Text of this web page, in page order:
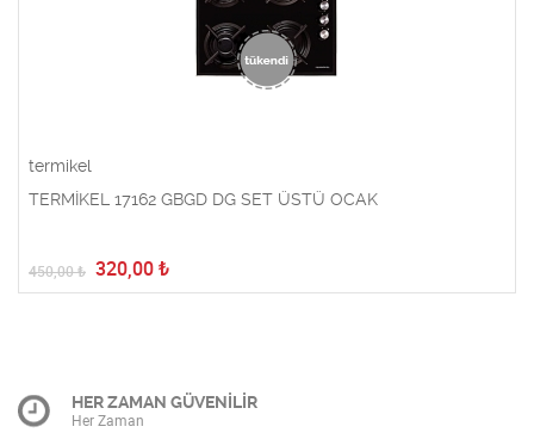
termikel
TERMİKEL 17162 GBGD DG SET ÜSTÜ OCAK
450,00₺ 320,00 ₺
HER ZAMAN GÜVENİLİR
Her Zaman